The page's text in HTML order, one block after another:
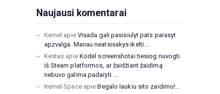
Naujausi komentarai
Kernel apie Visada gali pasisiulyt pats parasyt
apzvalga. Manau neatsisakys ikelti....
Kestas apie Kodėl screenshotai tiesiog nuvogti
iš Steam platformos, ar žaidžiant žaidimą
nebuvo galima padaryti ...
Kernel SpaceapieBegalo laukiu sito zaidimo!...